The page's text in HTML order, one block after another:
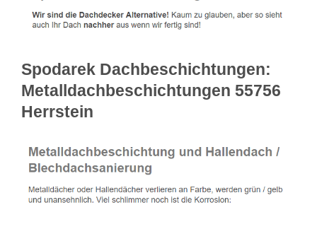
Spodarek Dachbeschichtungen:
Metalldachbeschichtungen 55756
Herrstein